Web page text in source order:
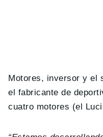
Motores, inversor y el
el fabricante de
cuatro motores (el